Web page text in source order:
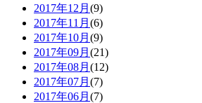
2017年12月 (9)
2017年11月 (6)
2017年10月 (9)
2017年09月 (21)
2017年08月 (12)
2017年07月 (7)
2017年06月 (7)